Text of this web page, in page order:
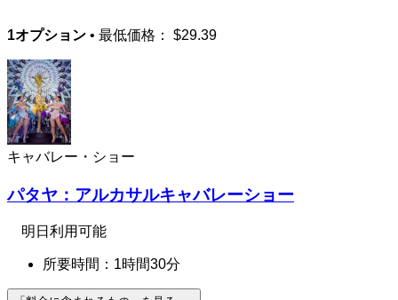
1オプション • 最低価格： $29.39
キャバレー・ショー
パタヤ：アルカサルキャバレーショー
明日利用可能
所要時間：1時間30分